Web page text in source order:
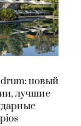
новый
лучшие